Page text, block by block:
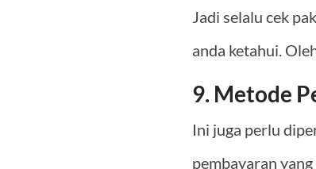
Jadi selalu cek
anda ketahui.
9. Metode
Ini juga perlu
pembayaran